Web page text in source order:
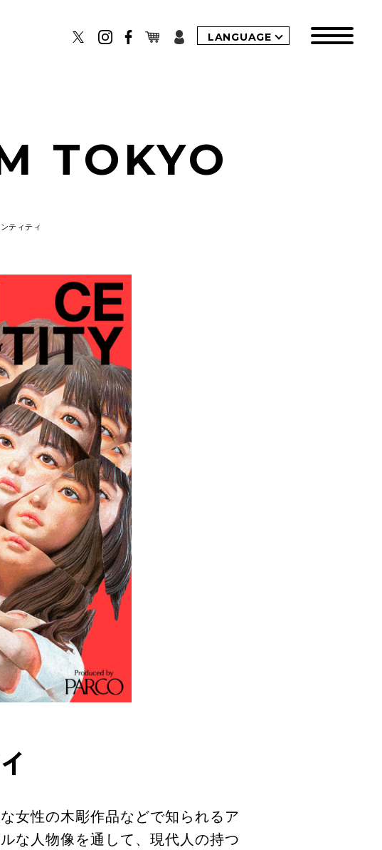
LANGUAGE
TOKYO
ティティ
女性の木彫作品などで知られるア
な人物像を通して、現代人の持つ